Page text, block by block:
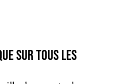
SUR TOUS LES